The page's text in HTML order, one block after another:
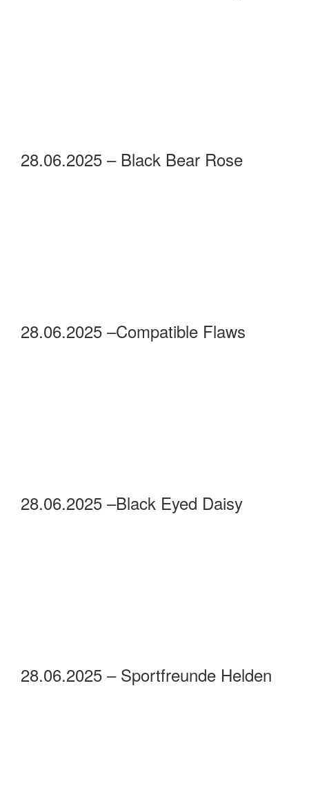
28.06.2025 – Black Bear Rose
28.06.2025 –Compatible Flaws
28.06.2025 –Black Eyed Daisy
28.06.2025 – Sportfreunde Helden